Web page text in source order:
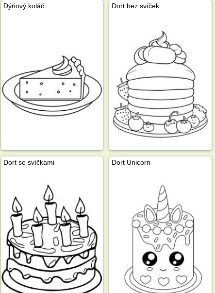
Dýňový koláč Dort bez svíček
Dort se svíčkami Dort Unicorn